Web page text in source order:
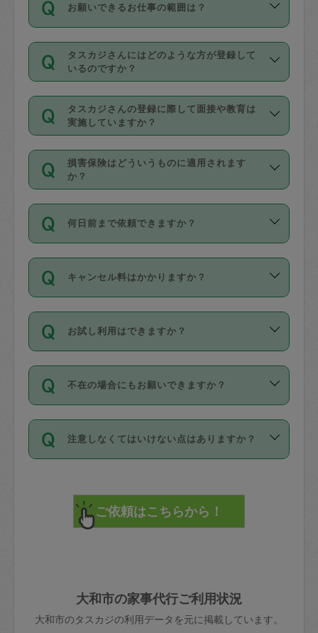
銀行振込や現金払いも対応していませ
なお、タスカジさんの交通費も、依頼料
金のご請求と合わせてお支払いとなりま
動計算で表示されます。
（例：毎週定期の場合は３回以上のキャ
ンセルが有償（1200円、隔週定期の場合
は２回以上のキャンセルが有償（1200
たり３時間です。
・ＡＭ ９時～１２時
・ＰＭ １３時～１６時
・夜 １８時～２１時
開始時間を２時間前後変更することが可
能です。依頼送信後、個別にタスカジさ
んにメッセージを送り調整してくださ
い。ただし、２時間を越えての調整はで
時間も被らない場合、損害保険の対象外
お願いできるお仕事の範囲は？
掃除、整理収納、洗濯、買い物、料理、
作り置きです。タスカジさんによってで
きる仕事の範囲が異なりますので、依頼
する前にタスカジさんのプロフィールで
確認してください。
基本的に、高所での作業や危険作業、屋
外での作業は対象外です。
タスカジさんにはどのような方が登録して
いるのですか？
主婦として長年の家事経験をお持ちの
方、栄養士・調理師といった資格者で保
育園や学校の給食やレストランで料理関
係の専門職に従事されていた方、日本で
すでにハウスキーパーや英語の先生とし
てお仕事をしているフィリピン出身の
社員など様々なバックグラウンドの方が
登録しています。
日本語も話せる方など様々です。
ールに記載していますので、各自の得意
を依頼してください。
タスカジさんの登録に際して面接や教育は
実施していますか？
応募の際に、各自事務局との面接と説明
を行っています。その後、身分証明書の
写真提出をしていただいています。外国
確認しています。タスカジさんトレーニ
ング動画を使ったセルフトレーニングの
現場トライアルを受け、合格したタスカ
ジさんが活動されています。
※テストセンターの講評は１件目のレビュ
参考
【詳細】タスカジさんの登録に際
損害保険はどういうものに適用されます
か？
依頼者とタスカジさんとの間でタスカジ
を通して成立した作業時間内での作業に
適用されます。作業範囲は、掃除、洗
です。作業中に物を壊したり、人にけが
をさせたりした場合が対象で、補償金額
す。
写真を撮り、
詳細FAQ：
損害賠償保険について教えて
何日前まで依頼できますか？
ご依頼は、現在を起点に3日後（72時間
以降）の日時から受付可能となっていま
す。
タスカジさんへ「募集」をかけることが
可能です。
キャンセル料はかかりますか？
キャンセル料には、以下の2種類がありま
す。
1. 直前キャンセル（定期、スポット契約
共通）
72時間を超える※と、以下のキャンセル
料が発生します。
直前キャンセル料：
72時間前〜24時間前＝依頼料金の50%
依頼者不在による当日キャンセル＝依頼
金額の100%＋交通費全額
お試し利用はできますか？
「お試し利用」というメニューはありま
せんが、「一回のみ」依頼を活用するこ
とによって、気に入ったタスカジさんを
まず、条件の合う気になるタスカジさ
みてください。
その後、一番気に入ったタスカジさんに
不在の場合にもお願いできますか？
不在の場合の作業はタスカジさんの同意
が必要です。数回の依頼ののち、タスカ
ジさんと依頼者の間で十分な信頼関係が
てください。
不在時に部屋に入るためにタスカジさん
きた場合は損害保険の対象外となるので
ご注意ください。
注意しなくてはいけない点はありますか？
で、必ず鍵のかかるロッカーや金庫に入
れて依頼者の責任の元管理するよう心掛
けてください。
玉、など
あわせてこちらも参照ください：初めて
大和市の家事代行ご利用状況
大和市のタスカジの利用データを元に掲載しています。